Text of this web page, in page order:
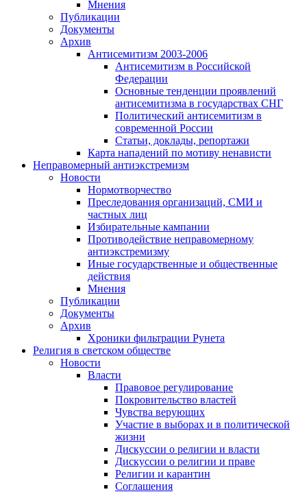
Мнения
Публикации
Документы
Архив
Антисемитизм 2003-2006
Антисемитизм в Российской
Федерации
Основные тенденции проявлений
антисемитизма в государствах СНГ
Политический антисемитизм в
современной России
Статьи, доклады, репортажи
Карта нападений по мотиву ненависти
Неправомерный антиэкстремизм
Новости
Нормотворчество
Преследования организаций, СМИ и
частных лиц
Избирательные кампании
Противодействие неправомерному
антиэкстремизму
Иные государственные и общественные
действия
Мнения
Публикации
Документы
Архив
Хроники фильтрации Рунета
Религия в светском обществе
Новости
Власти
Правовое регулирование
Покровительство властей
Чувства верующих
Участие в выборах и в политической
жизни
Дискуссии о религии и власти
Дискуссии о религии и праве
Религии и карантин
Соглашения